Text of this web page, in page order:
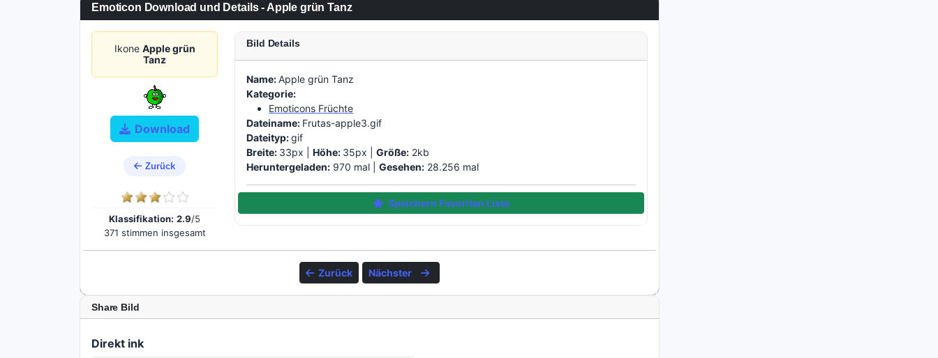
Emoticon Download und Details - Apple grün Tanz
Ikone Apple grün
Tanz
Download
Zurück
Klassifikation: 2.9/5
371 stimmen insgesamt
Bild Details
Name:Apple grün Tanz
Kategorie:
Emoticons Früchte
Dateiname: Frutas-apple3.gif
Dateityp:gif
Breite: 33px |Höhe: 35px |Größe: 2kb
Heruntergeladen: 970 mal |Gesehen: 28.256 mal
Speichern Favoriten Liste
Zurück Nächster
Share Bild
Direkt ink